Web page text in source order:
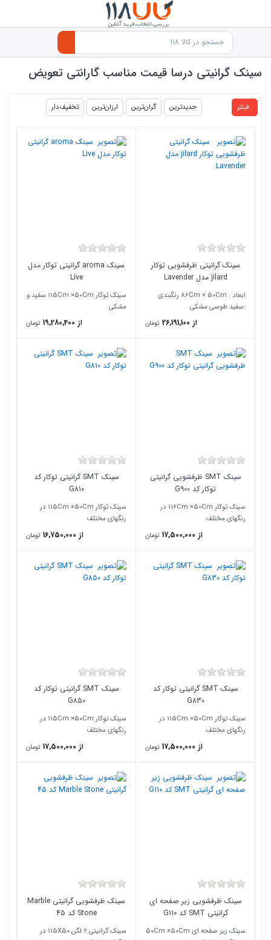
سینک گرانیتی درسا قیمت مناسب گارانتی تعویض
products.productlist
فیلتر جدیدترین گران‌ترین ارزان‌ترین تخفیف‌دار
سینک گرانیتی ظرفشویی توکار
jilard مدل Lavender
ابعاد : 86Cm × 50Cm رنگبندی
:سفید طوسی مشکی
از 26,191,100 تومان
سینک aroma گرانیتی توکار مدل
Live
سینک توکار 115Cm ×50Cm سفید و
مشکی
از 19,280,400 تومان
سینک SMT ظرفشویی گرانیتی
توکار کد G900
سینک توکار 116Cm ×50Cm در
رنگهای مختلف
از 17,500,000 تومان
سینک SMT گرانیتی توکار کد
G810
سینک توکار 115Cm ×50Cm در
رنگهای مختلف
از 16,750,000 تومان
سینک SMT گرانیتی توکار کد
G830
سینک توکار 115Cm ×50Cm در
رنگهای مختلف
از 17,500,000 تومان
سینک SMT گرانیتی توکار کد
G850
سینک توکار 115Cm ×50Cm در
رنگهای مختلف
از 17,500,000 تومان
سینک ظرفشویی زیر صفحه ای
گرانیتی SMT کد G110
سینک زیر صفحه ای 50Cm ×50Cm
سینک ظرفشویی گرانیتی Marble
Stone کد 45
سینک گرانیتی 2 لگن 115X50 در